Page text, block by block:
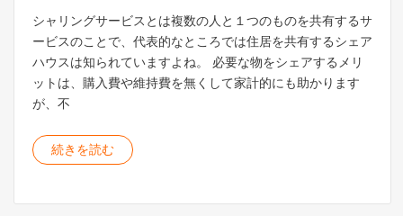
シャリングサービスとは複数の人と１つのものを共有するサ
ービスのことで、代表的なところでは住居を共有するシェア
ハウスは知られていますよね。 必要な物をシェアするメリ
ットは、購入費や維持費を無くして家計的にも助かります
が、不
続きを読む